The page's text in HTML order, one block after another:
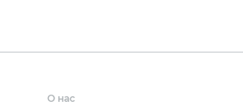
О нас